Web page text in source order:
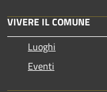
VIVERE IL COMUNE
Luoghi
Eventi